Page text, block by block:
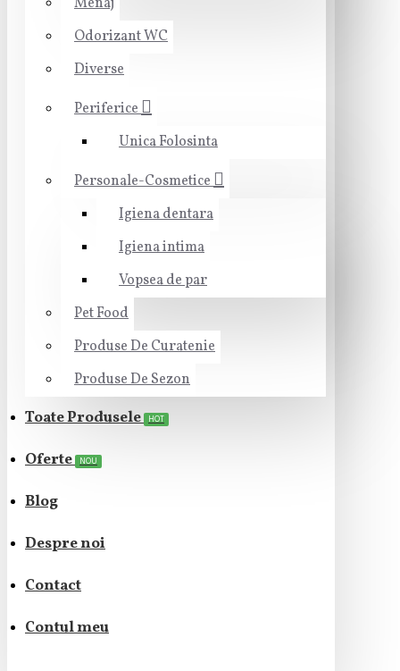
Odorizant WC
Diverse
Periferice
Unica Folosinta
Personale-Cosmetice
Igiena dentara
Igiena intima
Vopsea de par
Pet Food
Produse De Curatenie
Produse De Sezon
Toate Produsele HOT
Oferte NOU
Blog
Despre noi
Contact
Contul meu